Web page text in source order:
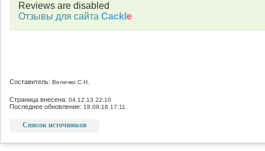
Reviews are disabled
Отзывы для сайта Cackl e
Составитель: Величко С.Н.
Страница внесена: 04.12.13 22:10
Последнее обновление: 18.09.18 17:11
Список источников